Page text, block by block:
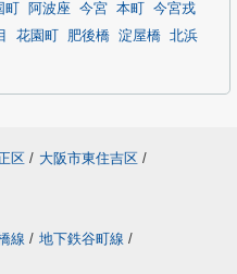
阿波座 今宮 本町
今宮戎
花園町 肥後橋 淀屋橋 北浜
区 / 大阪市東住吉区 /
線 / 地下鉄谷町線 /